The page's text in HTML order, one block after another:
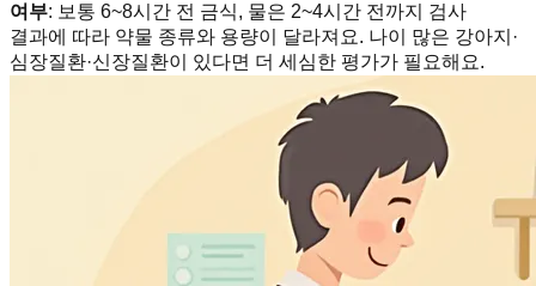
여부: 보통 6~8시간 전 금식, 물은 2~4시간 전까지 검사
결과에 따라 약물 종류와 용량이 달라져요. 나이 많은 강아지·
심장질환·신장질환이 있다면 더 세심한 평가가 필요해요.